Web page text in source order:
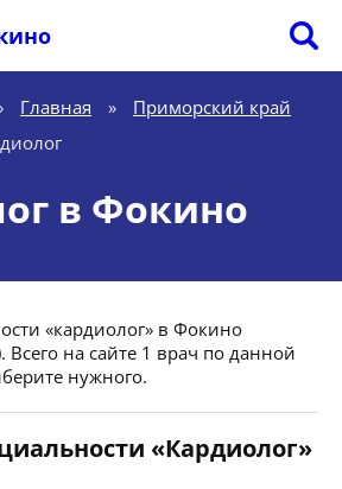
Главная »
Приморский край
в Фокино
«кардиолог» в Фокино
на сайте 1 врач по данной
нужного.
«Кардиолог»